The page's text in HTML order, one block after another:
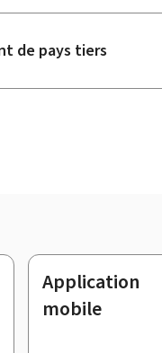
de pays tiers
Application
mobile